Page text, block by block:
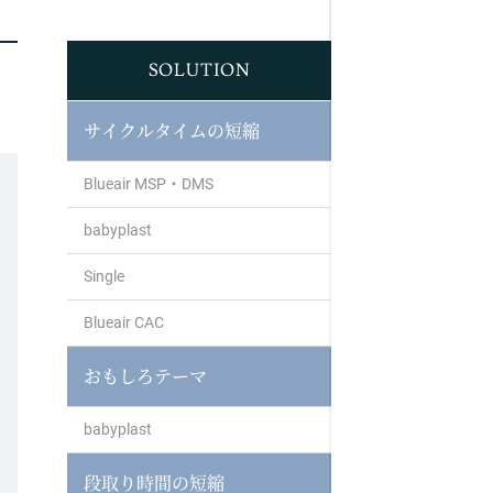
SOLUTION
サイクルタイムの短縮
Blueair MSP・DMS
babyplast
Single
Blueair CAC
おもしろテーマ
babyplast
段取り時間の短縮